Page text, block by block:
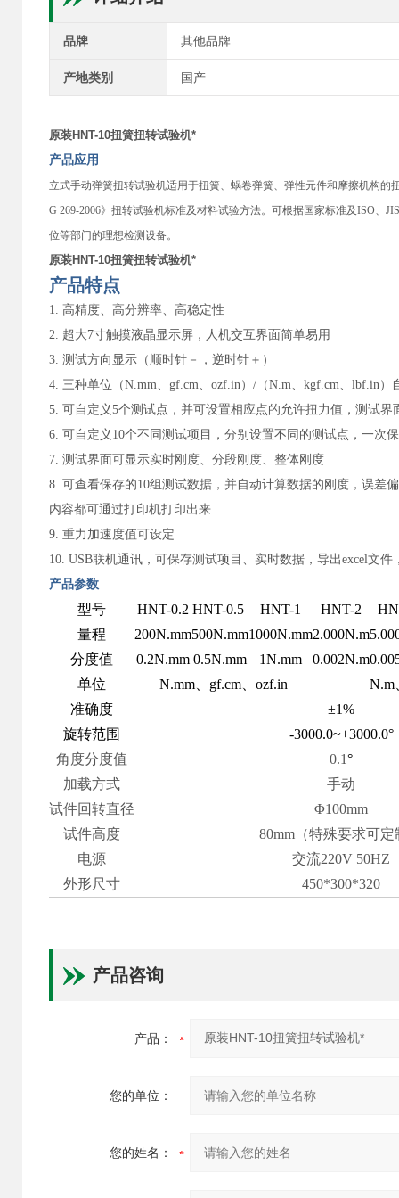
品牌 其他品牌
产地类别 国产
原装HNT-10扭簧扭转试验机*
产品应用
立式手动弹簧扭转试验机适用于扭簧、蜗卷弹簧、弹性元件和摩擦机构的
G 269-2006》扭转试验机标准及材料试验方法。可根据国家标准及ISO
位等部门的理想检测设备。
原装HNT-10扭簧扭转试验机*
产品特点
1. 高精度、高分辨率、高稳定性
2. 超大7寸触摸液晶显示屏，人机交互界面简单易用
3. 测试方向显示（顺时针－，逆时针＋）
4. 三种单位（N.mm、gf.cm、ozf.in）/（N.m、kgf.cm、lbf.in）
5. 可自定义5个测试点，并可设置相应点的允许扭力值，测试
6. 可自定义10个不同测试项目，分别设置不同的测试点，一次
7. 测试界面可显示实时刚度、分段刚度、整体刚度
8. 可查看保存的10组测试数据，并自动计算数据的刚度，误差
内容都可通过打印机打印出来
9. 重力加速度值可设定
10. USB联机通讯，可保存测试项目、实时数据，导出excel文件
产品参数
型号 HNT-0.2 HNT-0.5 HNT-1 HNT-2
量程
200N.mm500N.mm1000N.mm2.000N.m
分度值
0.2N.mm 0.5N.mm 1N.mm 0.002N.m
单位
N.mm、gf.cm、ozf.in
N.m
准确度
±1%
旋转范围
-3000.0~+3000.0°
角度分度值
0.1°
加载方式
手动
试件回转直径
Φ100mm
试件高度
80mm（特殊要求可定
电源
交流220V 50HZ
外形尺寸
450*300*320
产品咨询
产品：
您的单位：
您的姓名：